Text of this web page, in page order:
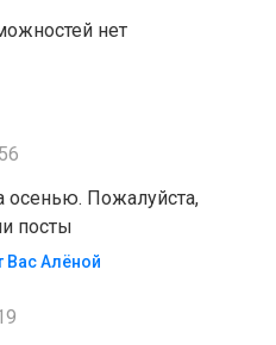
возможностей нет
осенью. Пожалуйста,
посты
Вас Алëной